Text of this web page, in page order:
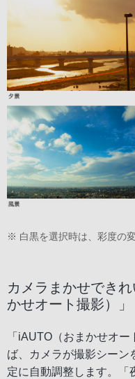
※ 白黒を選択時は、彩度の
カメラまかせでき
かせオート撮影）」
「iAUTO（おまかせオ
ば、カメラが撮影シーン
定に自動調整します。「